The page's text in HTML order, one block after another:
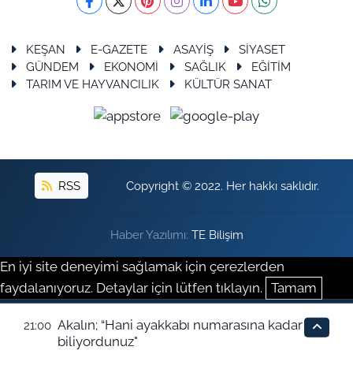
KEŞAN E-GAZETE ASAYİŞ
SİYASET
GÜNDEM
EKONOMİ SAĞLIK
EĞİTİM
TARIM VE HAYVANCILIK
KÜLTÜR SANAT
RSS Copyright © 2022. Her hakkı saklıdır.
Haber Yazılımı: TE Bilişim
En iyi site deneyimi sağlamak için çerezlerden
faydalanıyoruz. Detaylar için lütfen tıklayın. Tamam
21:00 Akalın; “Hani ayakkabı numarasına kadar
biliyordunuz"